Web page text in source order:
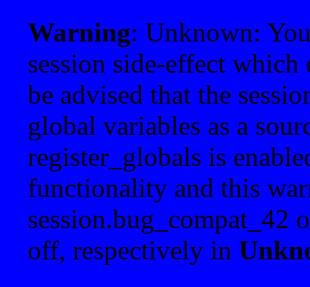
Warning: Unknown:
session side-effect
be advised that the
global variables as a
register_globals is
functionality and this
session.bug_compat_42
off, respectively in